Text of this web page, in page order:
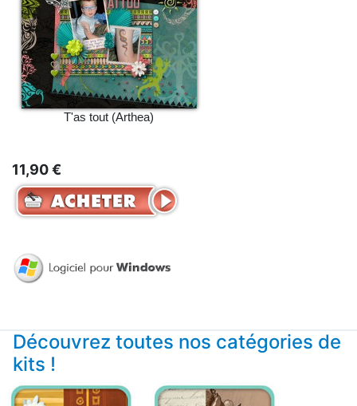
T'as tout (Arthea)
11,90 €
Découvrez toutes nos catégories de
kits !